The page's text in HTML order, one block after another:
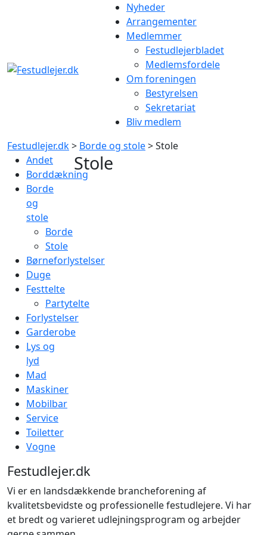
Nyheder
Arrangementer
Medlemmer
Festudlejerbladet
Medlemsfordele
Om foreningen
Bestyrelsen
Sekretariat
Bliv medlem
Festudlejer.dk> Borde og stole>Stole
Andet
Borddækning
Borde
og
stole
Borde
Stole
Børneforlystelser
Duge
Festtelte
Partytelte
Forlystelser
Garderobe
Lys og
lyd
Mad
Maskiner
Mobilbar
Service
Toiletter
Vogne
Stole
Festudlejer.dk
Vi er en landsdækkende brancheforening af
kvalitetsbevidste og professionelle festudlejere. Vi har
et bredt og varieret udlejningsprogram og arbejder